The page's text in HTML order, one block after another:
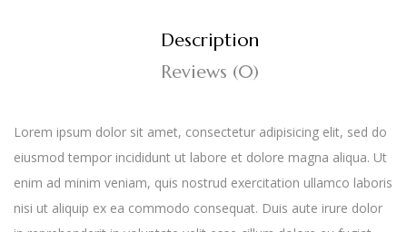
Description
Reviews (0)
Lorem ipsum dolor sit amet, consectetur adipisicing elit, sed do
eiusmod tempor incididunt ut labore et dolore magna aliqua. Ut
enim ad minim veniam, quis nostrud exercitation ullamco laboris
nisi ut aliquip ex ea commodo consequat. Duis aute irure dolor